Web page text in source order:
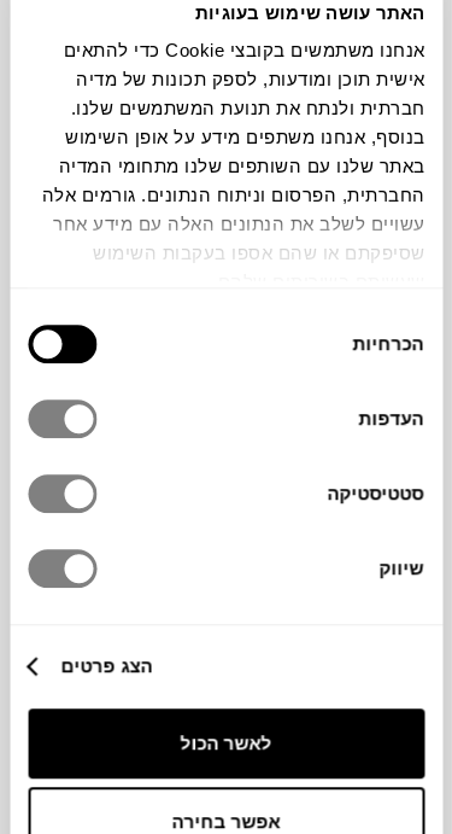
האתר עושה שימוש בעוגיות
אנחנו משתמשים בקובצי Cookie כדי להתאים
אישית תוכן ומודעות, לספק תכונות של מדיה
חברתית ולנתח את תנועת המשתמשים שלנו.
בנוסף, אנחנו משתפים מידע על אופן השימוש
באתר שלנו עם השותפים שלנו מתחומי המדיה
החברתית, הפרסום וניתוח הנתונים. גורמים אלה
עשויים לשלב את הנתונים האלה עם מידע אחר
שסיפקתם או שהם אספו בעקבות השימוש
הסכמה
הכרחיות
העדפות
סטטיסטיקה
שיווק
הצג פרטים
לאשר הכול
אפשר בחירה
תוכלו למצוא אותי ב:
חלה שגיאה. אנא רעננו את הדף ונסו שנית
צבעים
קנקן Billund של המותג הדני CRUSH GRIND
הקולקציה, בהשראת לבני המשחק האיקוניות.
הוא עשוי זכוכית בורוסיליקט שקופה שמשקפת
בהתאם לתכולה. המכסה עשוי ביו-קומפוזיט
מבוסס סיבי עץ, חומר עמיד, מוקפד וידידותי